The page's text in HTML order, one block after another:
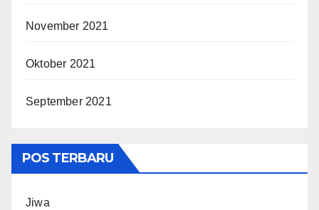
November 2021
Oktober 2021
September 2021
POS TERBARU
Jiwa